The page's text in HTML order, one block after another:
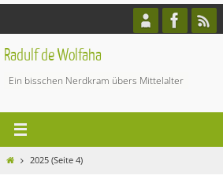
Inhalt
springen
Radulf de Wolfaha
Ein bisschen Nerdkram übers Mittelalter
Start2025 (Seite 4)